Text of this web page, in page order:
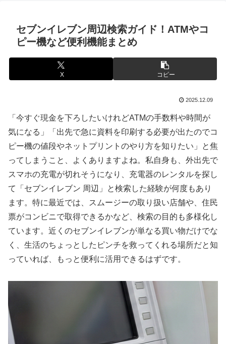
セブンイレブン周辺検索ガイド！ATMやコ
ピー機など便利機能まとめ
X コピー
2025.12.09
「今すぐ現金を下ろしたいけれどATMの手数料や時間が
気になる」「出先で急に資料を印刷する必要が出たのでコ
ピー機の値段やネットプリントのやり方を知りたい」と焦
ってしまうこと、よくありますよね。私自身も、外出先で
スマホの充電が切れそうになり、充電器のレンタルを探し
て「セブンイレブン 周辺」と検索した経験が何度もあり
ます。特に最近では、スムージーの取り扱い店舗や、住民
票がコンビニで取得できるかなど、検索の目的も多様化し
ています。近くのセブンイレブンが単なる買い物だけでな
く、生活のちょっとしたピンチを救ってくれる場所だと知
っていれば、もっと便利に活用できるはずです。